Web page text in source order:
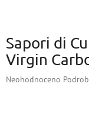
Sapori di
Virgin
Průměrné
Neohodnoceno